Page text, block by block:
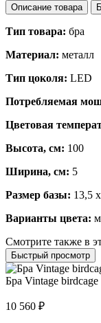
Описание товара
Тип товара: бра
Материал: металл
Тип цоколя: LED
Потребляемая
Цветовая
Высота, см: 100
Ширина, см: 5
Размер базы: 13,5
Варианты цвета:
Смотрите также в
Быстрый просмотр
Бра Vintage
10 560 ₽